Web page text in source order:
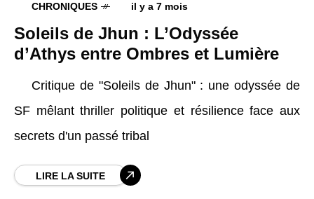
CHRONIQUES il y a 7 mois
Soleils de Jhun : L’Odyssée
d’Athys entre Ombres et Lumière
Critique de "Soleils de Jhun" : une odyssée de
SF mêlant thriller politique et résilience face aux
secrets d'un passé tribal
LIRE LA SUITE